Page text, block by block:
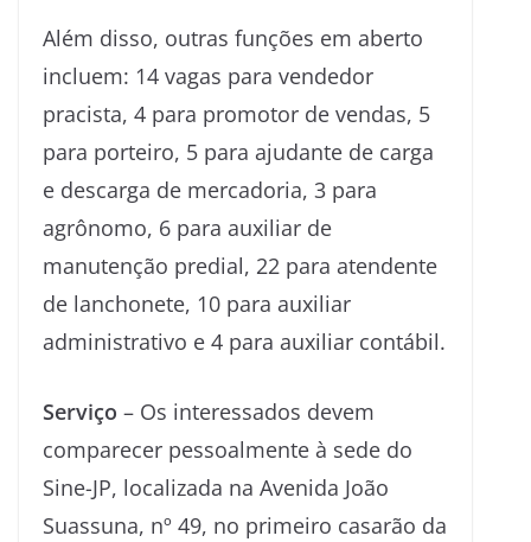
Além disso, outras funções em aberto
incluem: 14 vagas para vendedor
pracista, 4 para promotor de vendas, 5
para porteiro, 5 para ajudante de carga
e descarga de mercadoria, 3 para
agrônomo, 6 para auxiliar de
manutenção predial, 22 para atendente
de lanchonete, 10 para auxiliar
administrativo e 4 para auxiliar contábil.
Serviço – Os interessados devem
comparecer pessoalmente à sede do
Sine-JP, localizada na Avenida João
Suassuna, nº 49, no primeiro casarão da